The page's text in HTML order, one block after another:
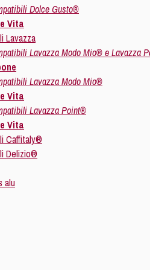
Dolce Gusto®
Vita
Lavazza
Lavazza Modo Mio® e Lavazza
Lavazza Modo Mio®
Vita
Lavazza Point®
Vita
Caffitaly®
Delizio®
alu